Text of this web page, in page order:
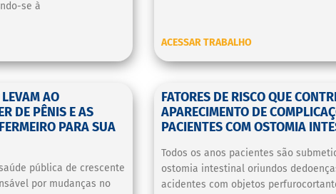
se à
ACESSAR TRABALHO
LEVAM AO
DE PÊNIS E AS
PARA SUA
pública de crescente
por mudanças no
FATORES DE RISCO QUE
APARECIMENTO DE
PACIENTES COM OSTOMIA
Todos os anos pacientes são
ostomia intestinal oriundos
acidentes com objetos